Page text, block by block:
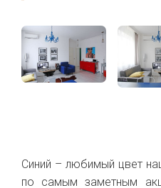
Синий – любимый цвет
по самым заметным